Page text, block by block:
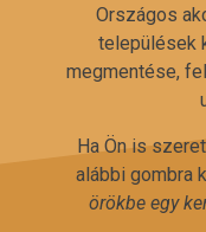
Országos
települések
megmentése,
Ha Ön is
alábbi gombra
örökbe egy